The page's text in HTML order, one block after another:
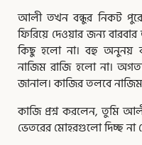
আলী তখন বন্ধুর নিকট
ফিরিয়ে দেওয়ার জন্য
কিছু হলো না। বহু অনুনয়
নাজিম রাজি হলো না।
জানাল। কাজির তলবে
কাজি প্রশ্ন করলেন, তুমি
ভেতরের মোহরগুলো দিচ্ছ না